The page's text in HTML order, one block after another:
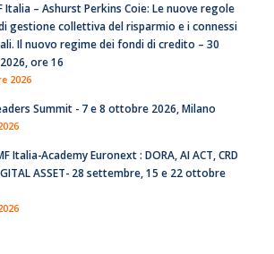
Italia – Ashurst Perkins Coie: Le nuove regole
gestione collettiva del risparmio e i connessi
Il nuovo regime dei fondi di credito – 30
ore 16
2026
Summit - 7 e 8 ottobre 2026, Milano
Italia-Academy Euronext : DORA, AI ACT, CRD
ASSET- 28 settembre, 15 e 22 ottobre